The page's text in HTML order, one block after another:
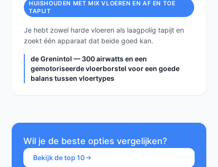
HUISHOUDEN MET MIX VLOEREN EN AF EN TOE
TAPIJT
Je hebt zowel harde vloeren als laagpolig tapijt en
zoekt één apparaat dat beide goed kan.
de Grenintol — 300 airwatts en een
gemotoriseerde vloerborstel voor een goede
balans tussen vloertypes
Wil je de beste opties vergelijken?
Bekijk de top 10